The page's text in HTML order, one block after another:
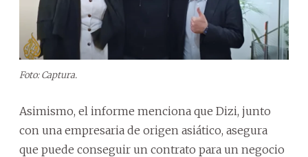
Foto: Captura.
Asimismo, el informe menciona que Dizi, junto
con una empresaria de origen asiático, asegura
que puede conseguir un contrato para un negocio